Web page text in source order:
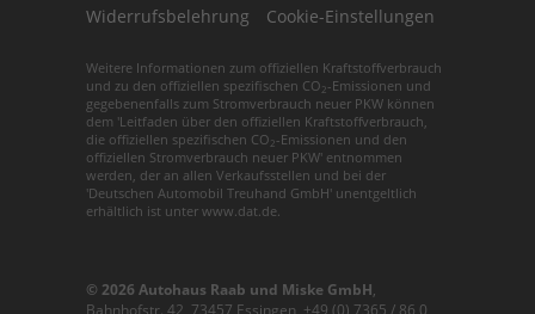
Widerrufsbelehrung
Cookie-Einstellungen
Weitere Informationen zum offiziellen Kraftstoffverbrauch
und zu den offiziellen spezifischen CO2 -Emissionen und
gegebenenfalls zum Stromverbrauch neuer PKW können
dem 'Leitfaden über den offiziellen Kraftstoffverbrauch,
die offiziellen spezifischen CO2 -Emissionen und den
offiziellen Stromverbrauch neuer PKW' entnommen
werden, der an allen Verkaufsstellen und bei der
'Deutschen Automobil Treuhand GmbH' unentgeltlich
erhältlich ist unter www.dat.de.
© 2026 Autohaus Raab und Miske GmbH,
Bahnhofstr. 42 73457 Essingen, +49 (0) 7365 / 86 0